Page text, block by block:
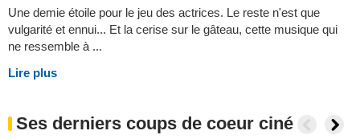
Une demie étoile pour le jeu des actrices. Le reste n'est que
vulgarité et ennui... Et la cerise sur le gâteau, cette musique qui
ne ressemble à ...
Lire plus
Ses derniers coups de coeur ciné